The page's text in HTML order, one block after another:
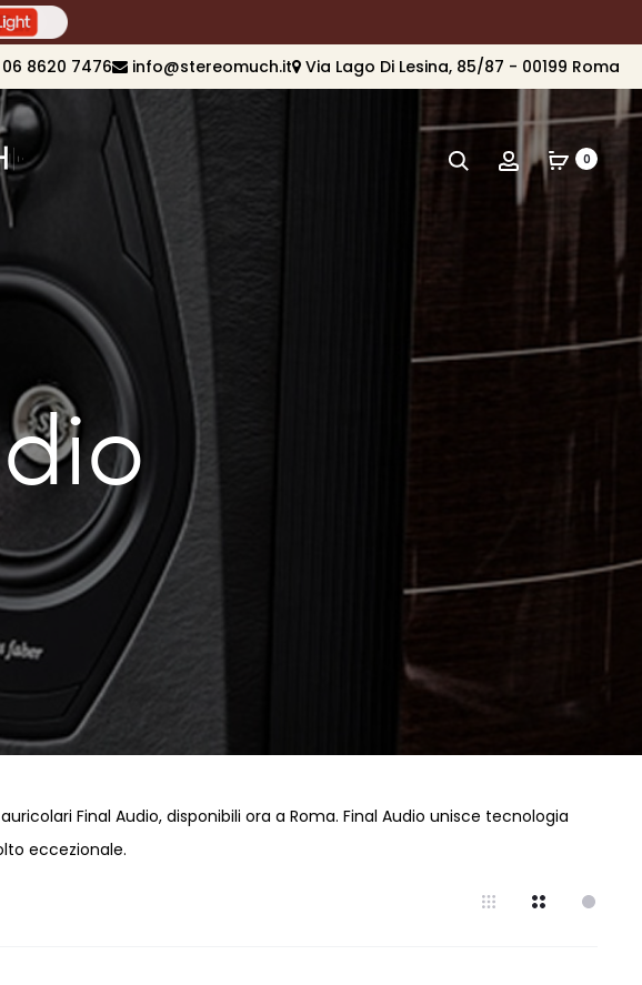
8620 7476 info@stereomuch.it Via Lago Di Lesina, 85/87 - 00199 Roma
Cerca Account0
Final Audio, disponibili ora a Roma. Final Audio unisce tecnologia
eccezionale.